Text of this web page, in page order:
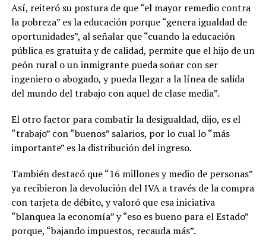
Así, reiteró su postura de que “el mayor remedio contra
la pobreza” es la educación porque “genera igualdad de
oportunidades”, al señalar que “cuando la educación
pública es gratuita y de calidad, permite que el hijo de un
peón rural o un inmigrante pueda soñar con ser
ingeniero o abogado, y pueda llegar a la línea de salida
del mundo del trabajo con aquel de clase media”.
El otro factor para combatir la desigualdad, dijo, es el
“trabajo” con “buenos” salarios, por lo cual lo “más
importante” es la distribución del ingreso.
También destacó que “16 millones y medio de personas”
ya recibieron la devolución del IVA a través de la compra
con tarjeta de débito, y valoró que esa iniciativa
“blanquea la economía” y “eso es bueno para el Estado”
porque, “bajando impuestos, recauda más”.